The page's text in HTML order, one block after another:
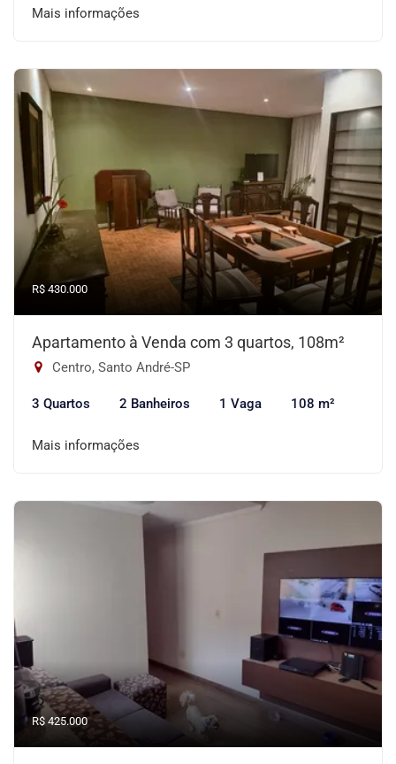
Mais informações
R$ 430.000
Apartamento à Venda com 3 quartos, 108m²
Centro, Santo André-SP
3 Quartos 2 Banheiros 1 Vaga 108 m²
Mais informações
R$ 425.000